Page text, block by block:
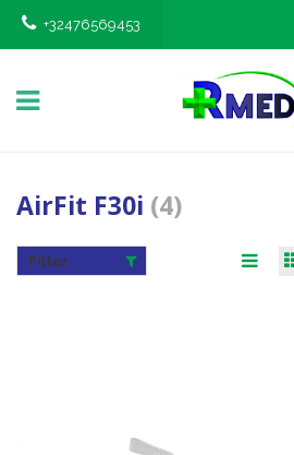
+32476569453
AirFit F30i (4)
Filter